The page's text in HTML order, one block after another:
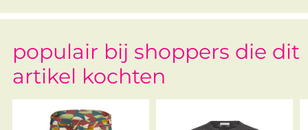
populair bij shoppers die dit
artikel kochten